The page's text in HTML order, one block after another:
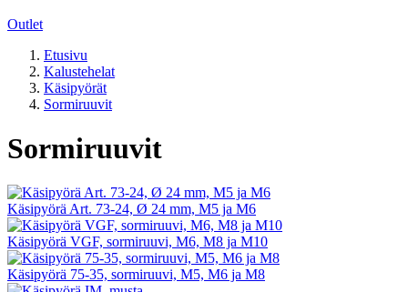
Outlet
Etusivu
Kalustehelat
Käsipyörät
Sormiruuvit
Sormiruuvit
Käsipyörä Art. 73-24, Ø 24 mm, M5 ja M6
Käsipyörä VGF, sormiruuvi, M6, M8 ja M10
Käsipyörä 75-35, sormiruuvi, M5, M6 ja M8